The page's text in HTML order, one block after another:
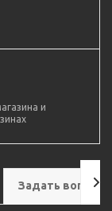
и
Задать вопрос